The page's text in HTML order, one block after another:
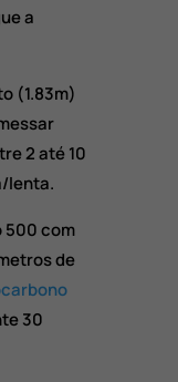
a
(1.83m)
2 até 10
lenta.
com
de
30